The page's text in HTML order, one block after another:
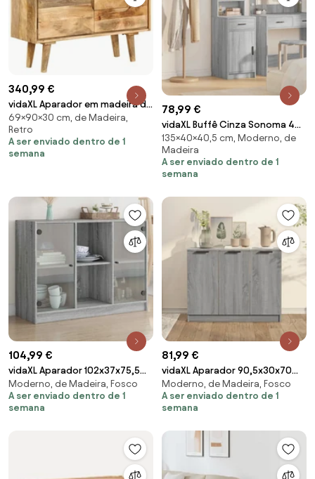
340,99 €
vidaXL Aparador em madeira de
mangueira maciça 90x30x69
cm
69×90×30 cm, de Madeira,
Retro
A ser enviado dentro de 1
semana
78,99 €
vidaXL Buffê Cinza Sonoma 40
x 40,5 x 135 cm Madeira
processada
135×40×40,5 cm, Moderno, de
Madeira
A ser enviado dentro de 1
semana
104,99 €
vidaXL Aparador 102x37x75,5
cm derivados de madeira
cinzento sonoma
Moderno, de Madeira, Fosco
A ser enviado dentro de 1
semana
81,99 €
vidaXL Aparador 90,5x30x70
cm madeira processada cor
sonoma cinza
Moderno, de Madeira, Fosco
A ser enviado dentro de 1
semana